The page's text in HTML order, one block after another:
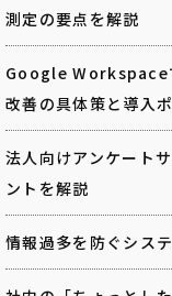
測定の要点を解説
Google Workspace
改善の具体策と導入
法人向けアンケート
ントを解説
情報過多を防ぐシス